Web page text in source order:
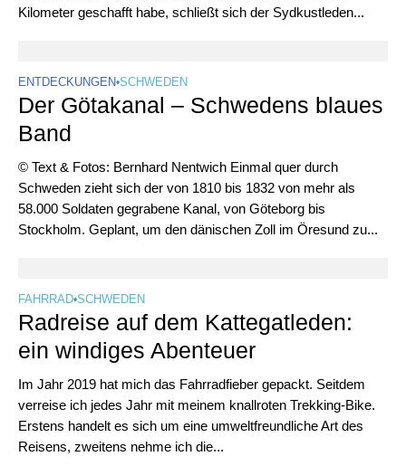
Kilometer geschafft habe, schließt sich der Sydkustleden...
ENTDECKUNGEN•SCHWEDEN
Der Götakanal – Schwedens blaues
Band
© Text & Fotos: Bernhard Nentwich Einmal quer durch
Schweden zieht sich der von 1810 bis 1832 von mehr als
58.000 Soldaten gegrabene Kanal, von Göteborg bis
Stockholm. Geplant, um den dänischen Zoll im Öresund zu...
FAHRRAD•SCHWEDEN
Radreise auf dem Kattegatleden:
ein windiges Abenteuer
Im Jahr 2019 hat mich das Fahrradfieber gepackt. Seitdem
verreise ich jedes Jahr mit meinem knallroten Trekking-Bike.
Erstens handelt es sich um eine umweltfreundliche Art des
Reisens, zweitens nehme ich die...